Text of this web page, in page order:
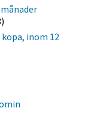
inom 12